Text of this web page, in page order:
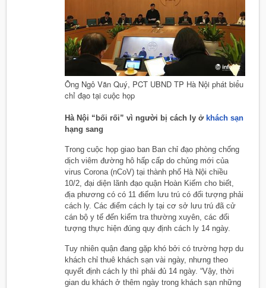
Ông Ngô Văn Quý, PCT UBND TP Hà Nội phát biểu
chỉ đạo tại cuộc họp
Hà Nội “bối rối” vì người bị cách ly ở khách sạn
hạng sang
Trong cuộc họp giao ban Ban chỉ đạo phòng chống
dịch viêm đường hô hấp cấp do chủng mới của
virus Corona (nCoV) tại thành phố Hà Nội chiều
10/2, đại diện lãnh đạo quận Hoàn Kiếm cho biết,
địa phương có có 11 điểm lưu trú có đối tượng phải
cách ly. Các điểm cách ly tại cơ sở lưu trú đã cử
cán bộ y tế đến kiểm tra thường xuyên, các đối
tượng thực hiện đúng quy định cách ly 14 ngày.
Tuy nhiên quận đang gặp khó bởi có trường hợp du
khách chỉ thuê khách sạn vài ngày, nhưng theo
quyết định cách ly thì phải đủ 14 ngày. “Vậy, thời
gian du khách ở thêm ngày trong khách sạn những